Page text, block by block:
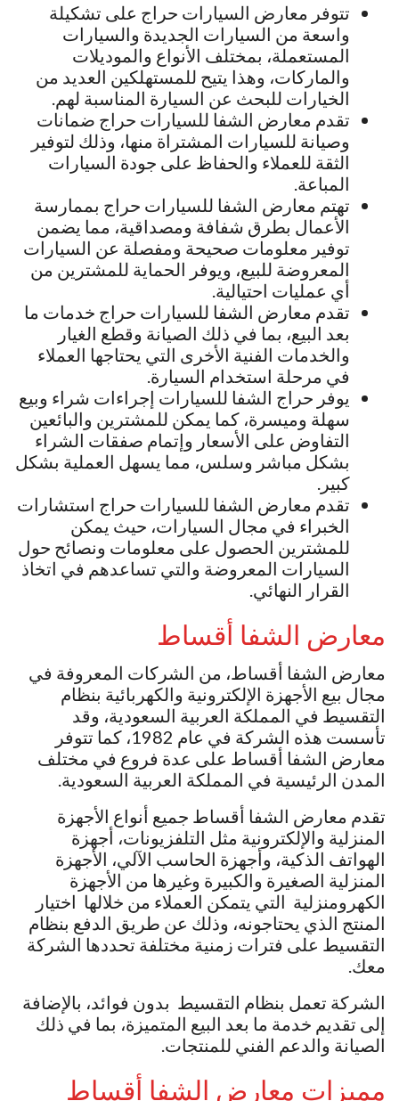
تتوفر معارض السيارات حراج على تشكيلة
واسعة من السيارات الجديدة والسيارات
المستعملة، بمختلف الأنواع والموديلات
والماركات، وهذا يتيح للمستهلكين العديد من
الخيارات للبحث عن السيارة المناسبة لهم.
تقدم معارض الشفا للسيارات حراج ضمانات
وصيانة للسيارات المشتراة منها، وذلك لتوفير
الثقة للعملاء والحفاظ على جودة السيارات
المباعة.
تهتم معارض الشفا للسيارات حراج بممارسة
الأعمال بطرق شفافة ومصداقية، مما يضمن
توفير معلومات صحيحة ومفصلة عن السيارات
المعروضة للبيع، ويوفر الحماية للمشترين من
أي عمليات احتيالية.
تقدم معارض الشفا للسيارات حراج خدمات ما
بعد البيع، بما في ذلك الصيانة وقطع الغيار
والخدمات الفنية الأخرى التي يحتاجها العملاء
في مرحلة استخدام السيارة.
يوفر حراج الشفا للسيارات إجراءات شراء وبيع
سهلة وميسرة، كما يمكن للمشترين والبائعين
التفاوض على الأسعار وإتمام صفقات الشراء
بشكل مباشر وسلس، مما يسهل العملية بشكل
كبير.
تقدم معارض الشفا للسيارات حراج استشارات
الخبراء في مجال السيارات، حيث يمكن
للمشترين الحصول على معلومات ونصائح حول
السيارات المعروضة والتي تساعدهم في اتخاذ
القرار النهائي.
معارض الشفا أقساط
معارض الشفا أقساط، من الشركات المعروفة في
مجال بيع الأجهزة الإلكترونية والكهربائية بنظام
التقسيط في المملكة العربية السعودية، وقد
تأسست هذه الشركة في عام 1982، كما تتوفر
معارض الشفا أقساط على عدة فروع في مختلف
المدن الرئيسية في المملكة العربية السعودية.
تقدم معارض الشفا أقساط جميع أنواع الأجهزة
المنزلية والإلكترونية مثل التلفزيونات، أجهزة
الهواتف الذكية، وأجهزة الحاسب الآلي، الأجهزة
المنزلية الصغيرة والكبيرة وغيرها من الأجهزة
الكهرومنزلية التي يتمكن العملاء من خلالها اختيار
المنتج الذي يحتاجونه، وذلك عن طريق الدفع بنظام
التقسيط على فترات زمنية مختلفة تحددها الشركة
معك.
الشركة تعمل بنظام التقسيط بدون فوائد، بالإضافة
إلى تقديم خدمة ما بعد البيع المتميزة، بما في ذلك
الصيانة والدعم الفني للمنتجات.
مميزات معارض الشفا أقساط